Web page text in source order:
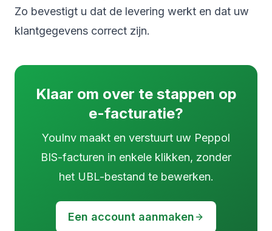
Zo bevestigt u dat de levering werkt en dat uw
klantgegevens correct zijn.
Klaar om over te stappen op
e-facturatie?
YouInv maakt en verstuurt uw Peppol
BIS-facturen in enkele klikken, zonder
het UBL-bestand te bewerken.
Een account aanmaken